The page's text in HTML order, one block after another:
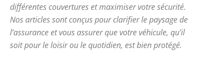
différentes couvertures et maximiser votre sécurité.
Nos articles sont conçus pour clarifier le paysage de
l’assurance et vous assurer que votre véhicule, qu’il
soit pour le loisir ou le quotidien, est bien protégé.